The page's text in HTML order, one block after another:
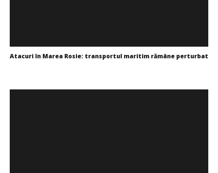
Atacuri în Marea Rosie: transportul maritim rămâne perturbat